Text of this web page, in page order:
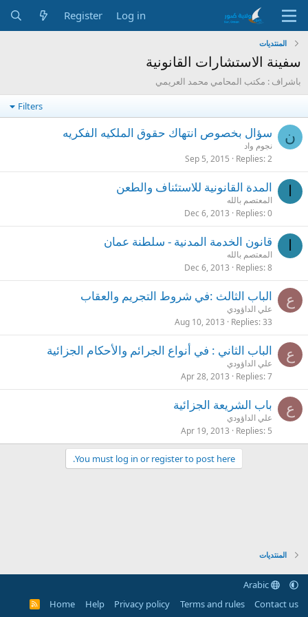
Log in
Register
المنتديات
سفينة الاستشارات القانونية
باشراف : مكتب المحامي محمد العريمي
Filters
ن سؤال بخصوص انتهاك حقوق الملكيه الفكريه
نجوم واد
Replies 2
Sep 5, 2015
ا المدة القانونية للاستئناف والطعن
المعتصم بالله
Replies 0
Dec 6, 2013
ا قانون الخدمة المدنية - سلطنة عمان
المعتصم بالله
Replies 8
Dec 6, 2013
ع الباب الثالث :في شروط التجريم والعقاب
علي الداؤودي
Replies 33
Aug 10, 2013
ع الباب الثاني : في أنواع الجرائم والأحكام الجزائية
علي الداؤودي
Replies 7
Apr 28, 2013
ع باب الشريعة الجزائية
علي الداؤودي
Replies 5
Apr 19, 2013
You must log in or register to post here.
المنتديات
Arabic
Contact us
Terms and rules
Privacy policy
Help
Home
R